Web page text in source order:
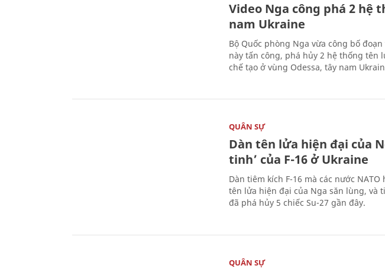
Video Nga công phá 2 hệ
nam Ukraine
Bộ Quốc phòng Nga vừa công bố
này tấn công, phá hủy 2 hệ thống tên
chế tạo ở vùng Odessa, tây nam
QUÂN SỰ
Dàn tên lửa hiện đại của
tinh’ của F-16 ở Ukraine
Dàn tiêm kích F-16 mà các nước
tên lửa hiện đại của Nga săn lùng, và
đã phá hủy 5 chiếc Su-27 gần đây.
QUÂN SỰ